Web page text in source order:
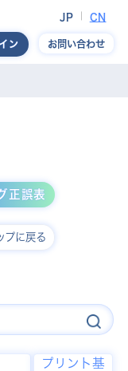
ン
JP CN
お問い合わせ
正誤表
プに戻る
プリント基